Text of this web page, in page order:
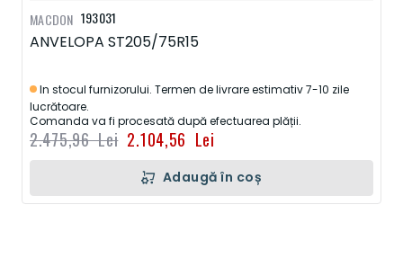
193031
ANVELOPA ST205/75R15
In stocul furnizorului. Termen de livrare estimativ 7-10 zile
lucrătoare.
Comanda va fi procesată după efectuarea plății.
2.104,56 Lei
2.475,96 Lei
MACDON
Adaugă în coș